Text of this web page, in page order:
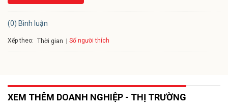
(0) Bình luận
Xếp theo: Thời gian Số người thích
XEM THÊM DOANH NGHIỆP - THỊ TRƯỜNG